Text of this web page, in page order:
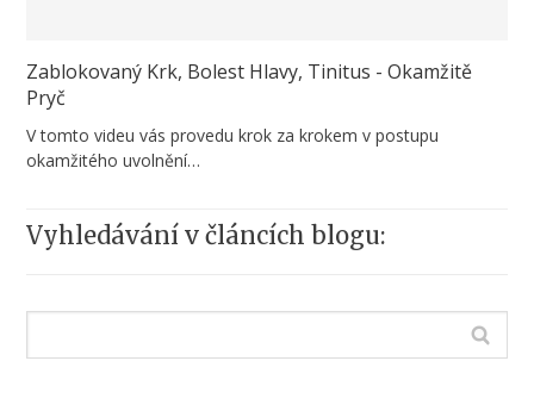
Zablokovaný Krk, Bolest Hlavy, Tinitus - Okamžitě
Pryč
V tomto videu vás provedu krok za krokem v postupu
okamžitého uvolnění…
Vyhledávání v článcích blogu: